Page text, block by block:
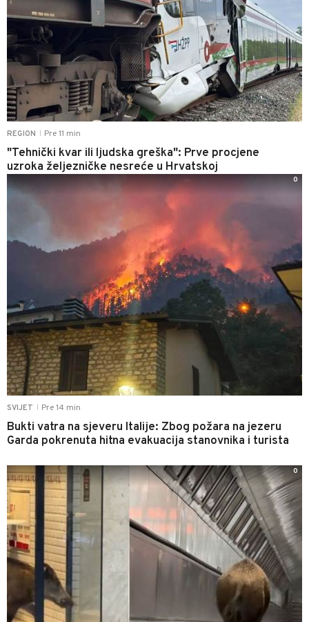
REGION Pre 11 min
"Tehnički kvar ili ljudska greška": Prve procjene
uzroka željezničke nesreće u Hrvatskoj
SVIJET Pre 14 min
Bukti vatra na sjeveru Italije: Zbog požara na jezeru
Garda pokrenuta hitna evakuacija stanovnika i turista
0
0